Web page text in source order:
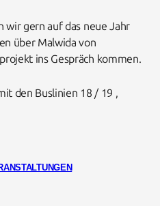
wir gern auf das neue Jahr
über Malwida von
ins Gespräch kommen.
den Buslinien 18 / 19 ,